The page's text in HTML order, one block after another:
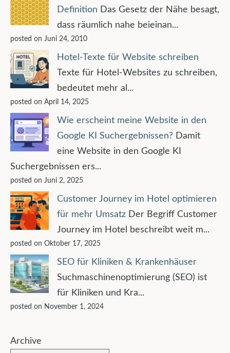
Definition Das Gesetz der Nähe besagt,
dass räumlich nahe beieinan...
posted on Juni 24, 2010
Hotel-Texte für Website schreiben
Texte für Hotel-Websites zu schreiben,
bedeutet mehr al...
posted on April 14, 2025
Wie erscheint meine Website in den
Google KI Suchergebnissen? Damit
eine Website in den Google KI
Suchergebnissen ers...
posted on Juni 2, 2025
Customer Journey im Hotel optimieren
für mehr Umsatz Der Begriff Customer
Journey im Hotel beschreibt weit m...
posted on Oktober 17, 2025
SEO für Kliniken & Krankenhäuser
Suchmaschinenoptimierung (SEO) ist
für Kliniken und Kra...
posted on November 1, 2024
Archive